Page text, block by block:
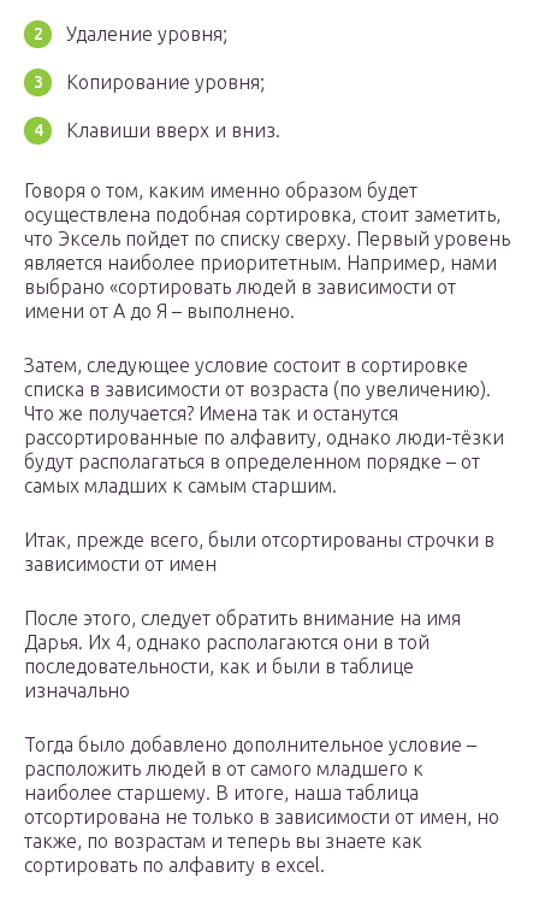
Удаление уровня;
Копирование уровня;
Клавиши вверх и вниз.
Говоря о том, каким именно образом будет
осуществлена подобная сортировка, стоит заметить,
что Эксель пойдет по списку сверху. Первый уровень
является наиболее приоритетным. Например, нами
выбрано «сортировать людей в зависимости от
имени от А до Я – выполнено.
Затем, следующее условие состоит в сортировке
списка в зависимости от возраста (по увеличению).
Что же получается? Имена так и останутся
рассортированные по алфавиту, однако люди-тёзки
будут располагаться в определенном порядке – от
самых младших к самым старшим.
Итак, прежде всего, были отсортированы строчки в
зависимости от имен
После этого, следует обратить внимание на имя
Дарья. Их 4, однако располагаются они в той
последовательности, как и были в таблице
изначально
Тогда было добавлено дополнительное условие –
расположить людей в от самого младшего к
наиболее старшему. В итоге, наша таблица
отсортирована не только в зависимости от имен, но
также, по возрастам и теперь вы знаете как
сортировать по алфавиту в excel.